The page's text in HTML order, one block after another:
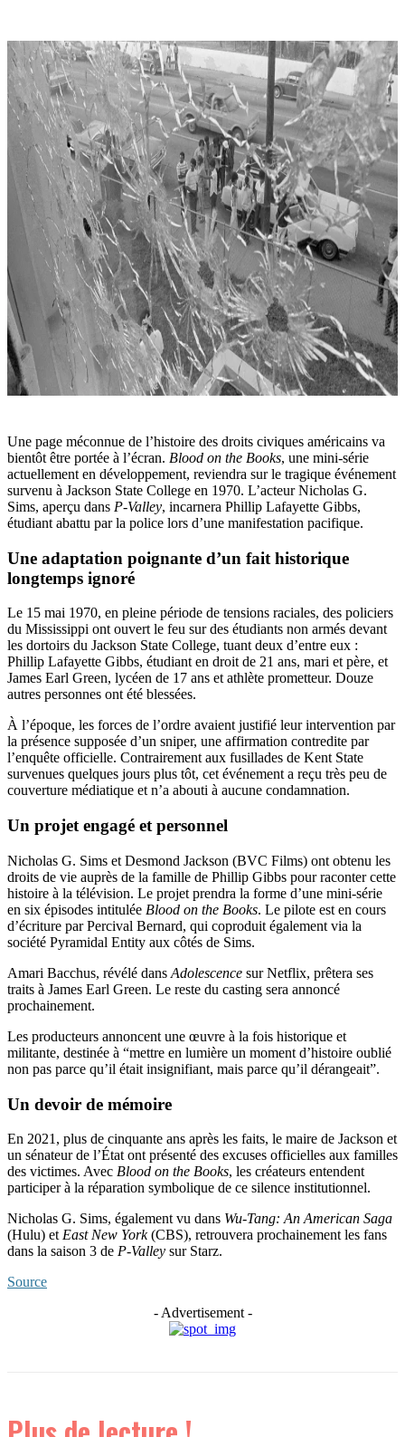
Une page méconnue de l’histoire des droits civiques américains va
bientôt être portée à l’écran. Blood on the Books, une mini-série
actuellement en développement, reviendra sur le tragique événement
survenu à Jackson State College en 1970. L’acteur Nicholas G.
Sims, aperçu dans P-Valley, incarnera Phillip Lafayette Gibbs,
étudiant abattu par la police lors d’une manifestation pacifique.
Une adaptation poignante d’un fait historique
longtemps ignoré
Le 15 mai 1970, en pleine période de tensions raciales, des policiers
du Mississippi ont ouvert le feu sur des étudiants non armés devant
les dortoirs du Jackson State College, tuant deux d’entre eux :
Phillip Lafayette Gibbs, étudiant en droit de 21 ans, mari et père, et
James Earl Green, lycéen de 17 ans et athlète prometteur. Douze
autres personnes ont été blessées.
À l’époque, les forces de l’ordre avaient justifié leur intervention par
la présence supposée d’un sniper, une affirmation contredite par
l’enquête officielle. Contrairement aux fusillades de Kent State
survenues quelques jours plus tôt, cet événement a reçu très peu de
couverture médiatique et n’a abouti à aucune condamnation.
Un projet engagé et personnel
Nicholas G. Sims et Desmond Jackson (BVC Films) ont obtenu les
droits de vie auprès de la famille de Phillip Gibbs pour raconter cette
histoire à la télévision. Le projet prendra la forme d’une mini-série
en six épisodes intitulée Blood on the Books. Le pilote est en cours
d’écriture par Percival Bernard, qui coproduit également via la
société Pyramidal Entity aux côtés de Sims.
Amari Bacchus, révélé dans Adolescence sur Netflix, prêtera ses
traits à James Earl Green. Le reste du casting sera annoncé
prochainement.
Les producteurs annoncent une œuvre à la fois historique et
militante, destinée à “mettre en lumière un moment d’histoire oublié
non pas parce qu’il était insignifiant, mais parce qu’il dérangeait”.
Un devoir de mémoire
En 2021, plus de cinquante ans après les faits, le maire de Jackson et
un sénateur de l’État ont présenté des excuses officielles aux familles
des victimes. Avec Blood on the Books, les créateurs entendent
participer à la réparation symbolique de ce silence institutionnel.
Nicholas G. Sims, également vu dans Wu-Tang: An American Saga
(Hulu) et East New York(CBS), retrouvera prochainement les fans
dans la saison 3 de P-Valley sur Starz.
Source
- Advertisement -